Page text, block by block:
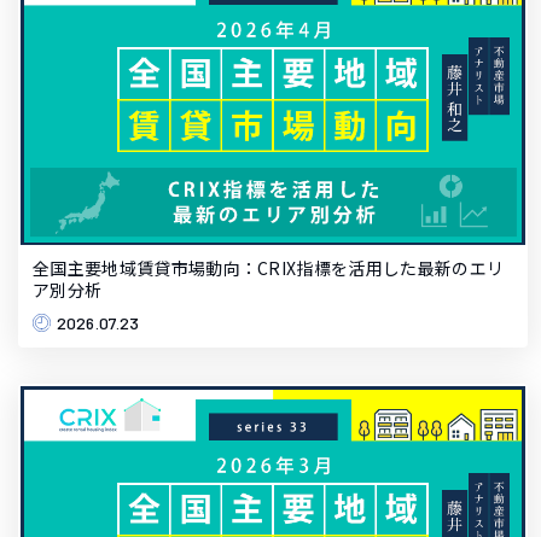
全国主要地域賃貸市場動向：CRIX指標を活用した最新のエリ
ア別分析
2026.07.23